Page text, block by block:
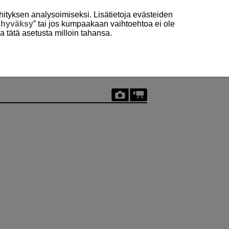
analysoimiseksi. Lisätietoja evästeiden
hyväksy” tai jos kumpaakaan vaihtoehtoa ei ole
tätä asetusta milloin tahansa.